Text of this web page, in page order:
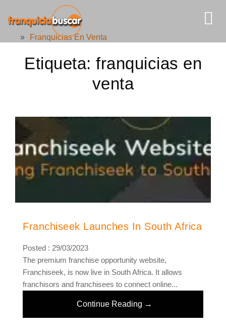
» Franquicias En Venta
Etiqueta: franquicias en
venta
Franchiseek Launches In South Africa
Posted : 29/03/2023
The premium franchise opportunity website,
Franchiseek, is now live in South Africa. It allows
franchisors and franchisees to connect online...
Continue Reading →